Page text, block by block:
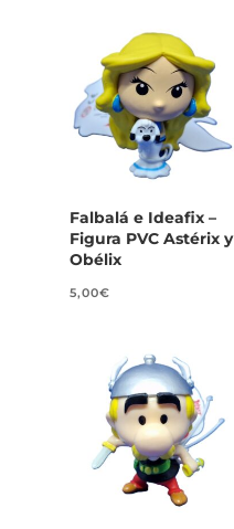
Falbalá e Ideafix –
Figura PVC Astérix y
Obélix
5,00€